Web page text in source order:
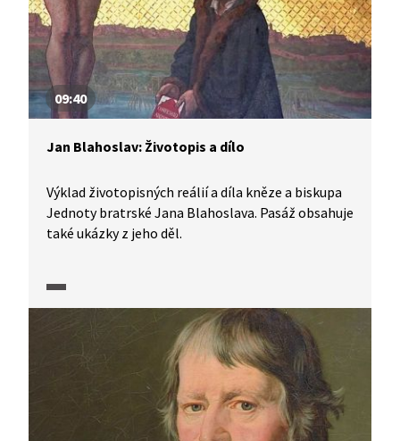
09:40
Jan Blahoslav: Životopis a dílo
Výklad životopisných reálií a díla kněze a biskupa
Jednoty bratrské Jana Blahoslava. Pasáž obsahuje
také ukázky z jeho děl.